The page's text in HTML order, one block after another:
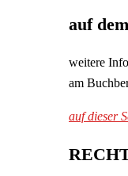
auf
weitere
am
auf dieser